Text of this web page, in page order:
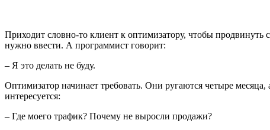
Приходит словно-то клиент к оптимизатору, чтобы продвинуть
нужно ввести. А программист говорит:
– Я это делать не буду.
Оптимизатор начинает требовать. Они ругаются четыре
интересуется:
– Где моего трафик? Почему не выросли продажи?